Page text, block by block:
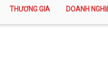
THƯƠNG GIA DOANH